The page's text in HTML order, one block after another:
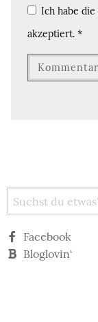
Ich habe die
akzeptiert. *
Facebook
Bloglovin‘